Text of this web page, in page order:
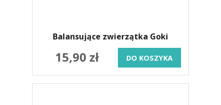
Balansujące zwierzątka Goki
15,90 zł DO KOSZYKA